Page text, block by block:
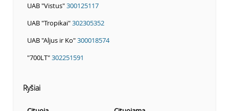
UAB "Vistus"300125117
UAB "Tropikai"302305352
UAB "Aljus ir Ko"300018574
"700LT"302251591
Ryšiai